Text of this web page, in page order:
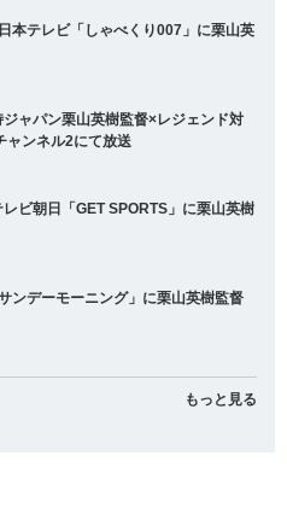
本テレビ「しゃべくり007」に栗山英
ャパン栗山英樹監督×レジェンド対
ャンネル2にて放送
ビ朝日「GET SPORTS」に栗山英樹
ンデーモーニング」に栗山英樹監督
もっと見る